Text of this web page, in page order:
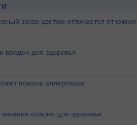
загар цветом отличается от
вреден для здоровья
помочь аллергикам
опасно для здоровья